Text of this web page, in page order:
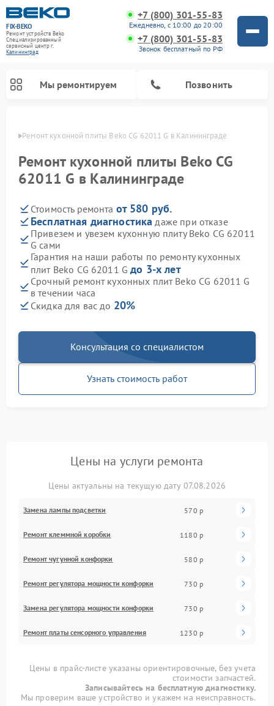
FIX-BEKO
Ремонт устройств Beko
Специализированный
cервисный центр г.
Калининград
+7 (800) 301-55-83
Ежедневно, с 10:00 до 20:00
+7 (800) 301-55-83
Звонок бесплатный по РФ
Мы ремонтируем Позвонить
Ремонт кухонной плиты Beko CG 62011 G в Калининграде
Ремонт кухонной плиты Beko CG
62011 G в Калининграде
Стоимость ремонта от 580 руб.
Бесплатная диагностика даже при отказе
Привезем и увезем кухонную плиту Beko CG 62011
G сами
Гарантия на наши работы по ремонту кухонных
плит Beko CG 62011 Gдо 3-х лет
Срочный ремонт кухонных плит Beko CG 62011 G
в течении часа
Скидка для вас до 20%
Консультация со специалистом
Узнать стоимость работ
Цены на услуги ремонта
Цены актуальны на текущую дату 07.08.2026
Замена лампы подсветки 570 р
Ремонт клеммной коробки 1180 р
Ремонт чугунной конфорки 580 р
Ремонт регулятора мощности конфорки 730 р
Замена регулятора мощности конфорки 730 р
Ремонт платы сенсорного управления 1230 р
Цены в прайс-листе указаны ориентировочные, без учета
стоимости запчастей.
Записывайтесь на бесплатную диагностику.
Мы проверим ваше устройство и укажем на неисправность.